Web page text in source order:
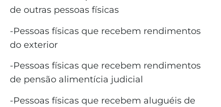
de outras pessoas físicas
-Pessoas físicas que recebem rendimentos
do exterior
-Pessoas físicas que recebem rendimentos
de pensão alimentícia judicial
-Pessoas físicas que recebem aluguéis de